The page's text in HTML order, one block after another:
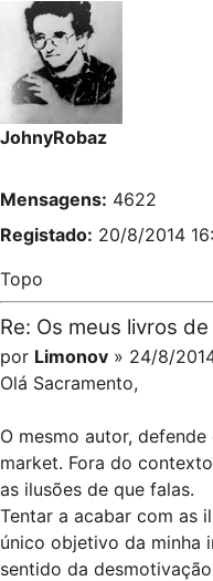
JohnyRobaz
Mensagens: 4622
Registado: 20/8/2014
Topo
Re: Os meus livros de
por Limonov » 24/8/
Olá Sacramento,
O mesmo autor,
market. Fora do
as ilusões de que falas.
Tentar a acabar com as
único objetivo da minha
sentido da